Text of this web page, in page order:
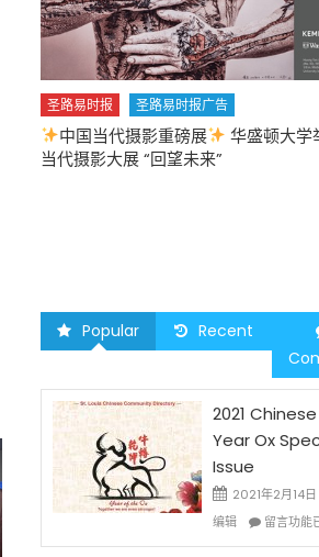
圣路易时报 圣路易时报广告
中国当代摄影重磅展
华盛顿大学
当代摄影大展 “回望未来”
Popular
Recent
2021
Year Ox
Issue
2021年2月14日
编辑
在
留言功能